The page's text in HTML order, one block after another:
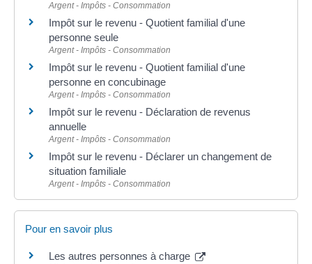
Argent - Impôts - Consommation
Impôt sur le revenu - Quotient familial d'une
personne seule
Argent - Impôts - Consommation
Impôt sur le revenu - Quotient familial d'une
personne en concubinage
Argent - Impôts - Consommation
Impôt sur le revenu - Déclaration de revenus
annuelle
Argent - Impôts - Consommation
Impôt sur le revenu - Déclarer un changement de
situation familiale
Argent - Impôts - Consommation
Pour en savoir plus
Les autres personnes à charge